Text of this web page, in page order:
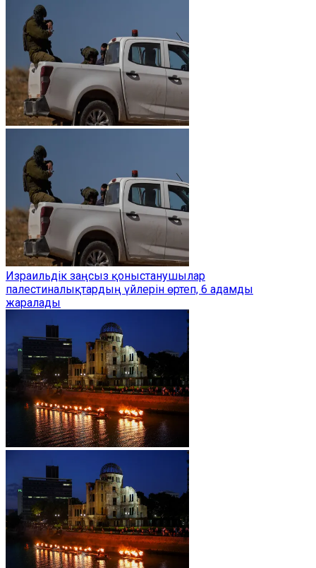
Израильдік заңсыз қоныстанушылар
палестиналықтардың үйлерін өртеп, 6 адамды
жаралады